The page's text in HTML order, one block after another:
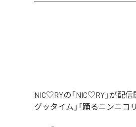
NIC♡RYの「NIC♡RY」が配
グッタイム」「踊るニンニコ